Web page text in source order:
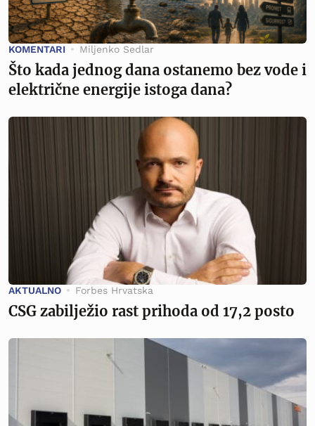
KOMENTARI Miljenko Sedlar
Što kada jednog dana ostanemo bez vode i
električne energije istoga dana?
AKTUALNO Forbes Hrvatska
CSG zabilježio rast prihoda od 17,2 posto